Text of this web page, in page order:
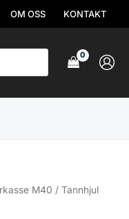
OM OSS KONTAKT
M40 / Tannhjul